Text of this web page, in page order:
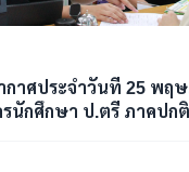
กาศประจำวันที่ 25 พฤ
นักศึกษา ป.ตรี ภาคปก
รศึกษา